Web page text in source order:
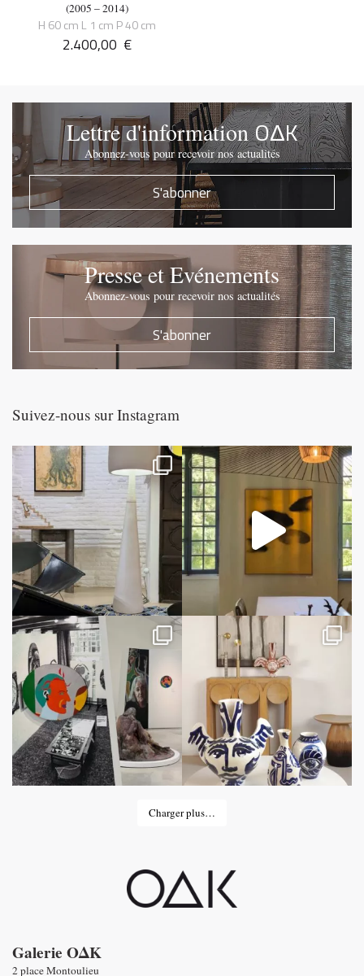
(2005 – 2014)
H 60 cm L 1 cm P 40 cm
2.400,00 €
Lettre d'informationOΔK
Abonnez-vous pour recevoir nos actualités
S'abonner
Presse et Evénements
Abonnez-vous pour recevoir nos actualités
S'abonner
Suivez-nous sur Instagram
Charger plus…
Galerie OΔK
2 place Montoulieu